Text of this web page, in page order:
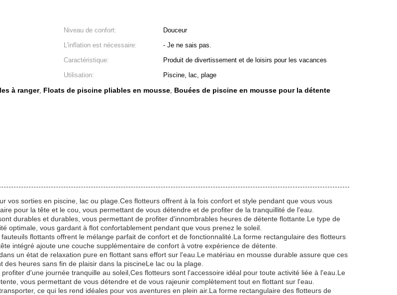
Niveau de confort:
Douceur
L'inflation est nécessaire:
- Je ne sais pas.
Caractéristique:
Produit de divertissement et de loisirs pour les vacances
Utilisation:
Piscine, lac, plage
à ranger, Floats de piscine pliables en mousse, Bouées de piscine en mousse pour la détente
vos sorties en piscine, lac ou plage.Ces flotteurs offrent à la fois confort et style pendant que vous vous
pour la tête et le cou, vous permettant de vous détendre et de profiter de la tranquillité de l'eau.
durables et durables, vous permettant de profiter d'innombrables heures de détente flottante.Le type de
optimale, vous gardant à flot confortablement pendant que vous prenez le soleil.
flottants offrent le mélange parfait de confort et de fonctionnalité.La forme rectangulaire des flotteurs
intégré ajoute une couche supplémentaire de confort à votre expérience de détente.
un état de relaxation pure en flottant sans effort sur l'eau.Le matériau en mousse durable assure que ces
heures sans fin de plaisir dans la piscineLe lac ou la plage.
d'une journée tranquille au soleil,Ces flotteurs sont l'accessoire idéal pour toute activité liée à l'eau.Le
vous permettant de vous détendre et de vous rajeunir complètement tout en flottant sur l'eau.
ce qui les rend idéales pour vos aventures en plein air.La forme rectangulaire des flotteurs de